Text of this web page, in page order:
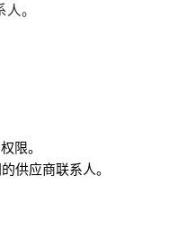
。
限。
供应商联系人。